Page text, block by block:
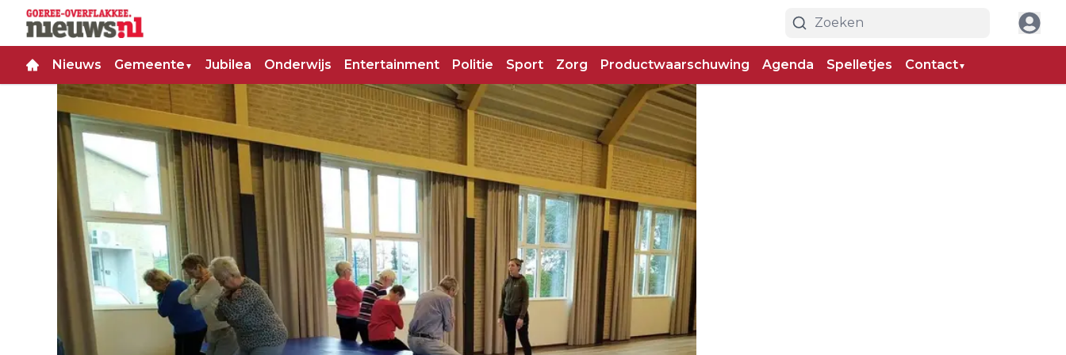
Nieuws Gemeente ▼ Jubilea Onderwijs Entertainment Politie Sport Zorg Productwaarschuwing Agenda Spelletjes Contact▼